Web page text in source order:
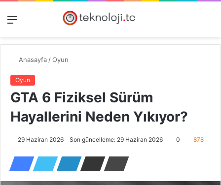
Kayıt
Anasayfa /Oyun
Oyun
GTA 6 Fiziksel Sürüm
Hayallerini Neden Yıkıyor?
29 Haziran 2026 Son güncelleme: 29 Haziran 2026 0 878